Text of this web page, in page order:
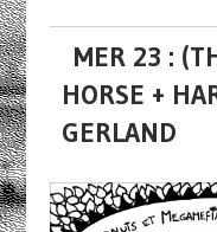
MER 23 :
HORSE +
GERLAND